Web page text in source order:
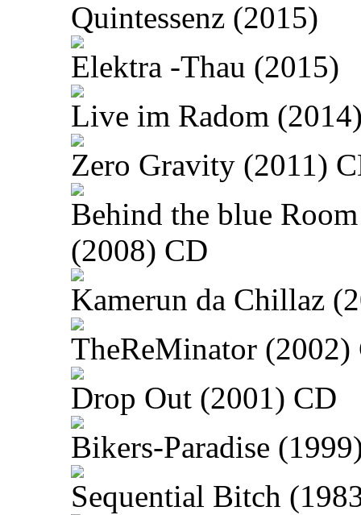
Quintessenz (2015)
Elektra -Thau (2015)
Live im Radom
Zero Gravity (2011)
Behind the blue Room
(2008) CD
Kamerun da Chillaz
TheReMinator (2002)
Drop Out (2001) CD
Bikers-Paradise
Sequential Bitch